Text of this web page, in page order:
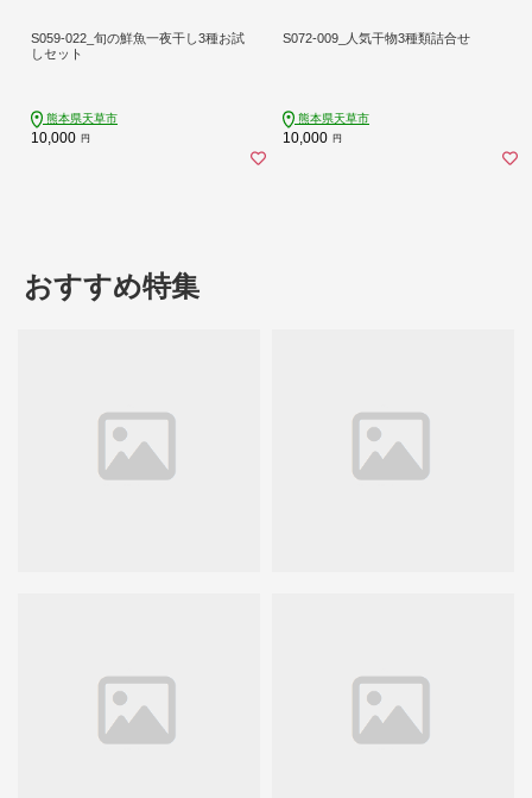
S059-022_旬の鮮魚一夜干し3種お試
しセット
熊本県天草市
10,000 円
S072-009_人気干物3種類詰合せ
熊本県天草市
10,000 円
おすすめ特集